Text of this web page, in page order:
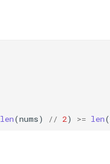
len(nums) // 2) >= len(